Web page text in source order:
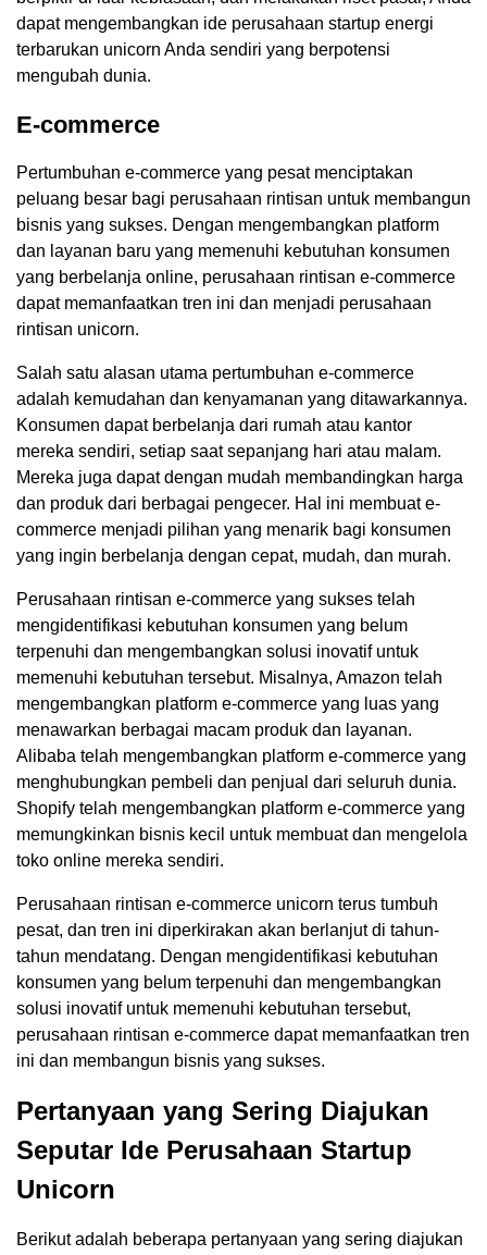
dapat mengembangkan ide perusahaan startup energi
terbarukan unicorn Anda sendiri yang berpotensi
mengubah dunia.
E-commerce
Pertumbuhan e-commerce yang pesat menciptakan
peluang besar bagi perusahaan rintisan untuk membangun
bisnis yang sukses. Dengan mengembangkan platform
dan layanan baru yang memenuhi kebutuhan konsumen
yang berbelanja online, perusahaan rintisan e-commerce
dapat memanfaatkan tren ini dan menjadi perusahaan
rintisan unicorn.
Salah satu alasan utama pertumbuhan e-commerce
adalah kemudahan dan kenyamanan yang ditawarkannya.
Konsumen dapat berbelanja dari rumah atau kantor
mereka sendiri, setiap saat sepanjang hari atau malam.
Mereka juga dapat dengan mudah membandingkan harga
dan produk dari berbagai pengecer. Hal ini membuat e-
commerce menjadi pilihan yang menarik bagi konsumen
yang ingin berbelanja dengan cepat, mudah, dan murah.
Perusahaan rintisan e-commerce yang sukses telah
mengidentifikasi kebutuhan konsumen yang belum
terpenuhi dan mengembangkan solusi inovatif untuk
memenuhi kebutuhan tersebut. Misalnya, Amazon telah
mengembangkan platform e-commerce yang luas yang
menawarkan berbagai macam produk dan layanan.
Alibaba telah mengembangkan platform e-commerce yang
menghubungkan pembeli dan penjual dari seluruh dunia.
Shopify telah mengembangkan platform e-commerce yang
memungkinkan bisnis kecil untuk membuat dan mengelola
toko online mereka sendiri.
Perusahaan rintisan e-commerce unicorn terus tumbuh
pesat, dan tren ini diperkirakan akan berlanjut di tahun-
tahun mendatang. Dengan mengidentifikasi kebutuhan
konsumen yang belum terpenuhi dan mengembangkan
solusi inovatif untuk memenuhi kebutuhan tersebut,
perusahaan rintisan e-commerce dapat memanfaatkan tren
ini dan membangun bisnis yang sukses.
Pertanyaan yang Sering Diajukan
Seputar Ide Perusahaan Startup
Unicorn
Berikut adalah beberapa pertanyaan yang sering diajukan